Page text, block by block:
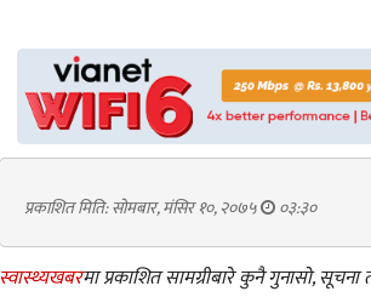
प्रकाशित मिति: सोमबार, मंसिर १०, २०७५ ०३:३०
स्वास्थ्यखबरमा प्रकाशित सामग्रीबारे कुनै गुनासो,